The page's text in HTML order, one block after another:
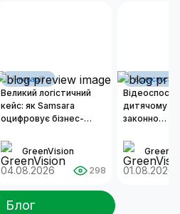
інновації
Великий логістичний
кейс: як Samsara
оцифровує бізнес-
автопарків
GreenVision
04.08.2026 298
дитячому
законно
та як
надійну
безпеки?
01.08.2026
Блог